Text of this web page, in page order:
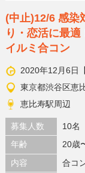
(中止)12/6 感
り・恋活に最
イルミ合コン
2020年12月6日
東京都渋谷区恵
恵比寿駅周辺
募集人数
10名
年齢
20歳
内容
合コ